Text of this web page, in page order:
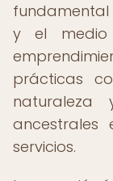
fundamental
y el medio
prácticas
naturaleza
servicios.